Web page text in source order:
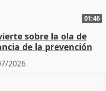
01:46
sobre la ola de
de la prevención
2026